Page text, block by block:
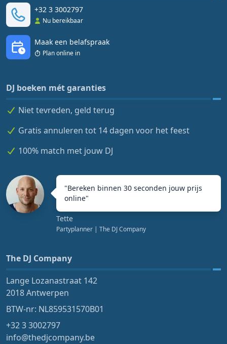
+32 3 3002797
Nu bereikbaar
Maak een belafspraak
Plan online in
DJ boeken mét garanties
Niet tevreden, geld terug
Gratis annuleren tot 14 dagen voor het feest
100% match met jouw DJ
"Bereken binnen 30 seconden jouw prijs
online"
Tette
Partyplanner | The DJ Company
The DJ Company
Lange Lozanastraat 142
2018 Antwerpen
BTW-nr: NL859531570B01
+32 3 3002797
info@thedjcompany.be